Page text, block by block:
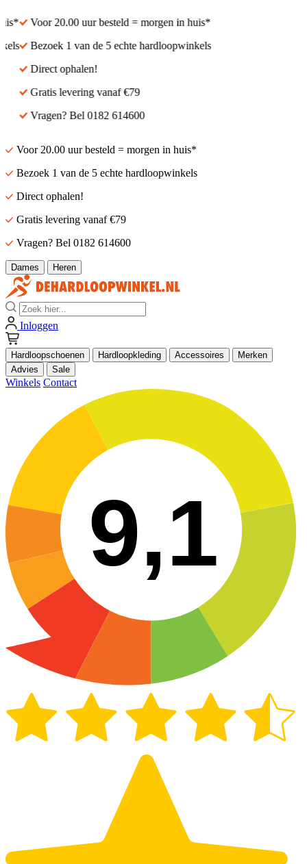
Voor 20.00 uur besteld = morgen in huis*
Bezoek 1 van de 5 echte hardloopwinkels
Direct ophalen!
Gratis levering vanaf €79
Vragen? Bel 0182 614600
Voor 20.00 uur besteld = morgen in huis*
Bezoek 1 van de 5 echte hardloopwinkels
Direct ophalen!
Gratis levering vanaf €79
Vragen? Bel 0182 614600
Dames Heren
Zoek
Inloggen
Hardloopschoenen Hardloopkleding Accessoires
Merken
Advies
Sale
Winkels Contact
9,1